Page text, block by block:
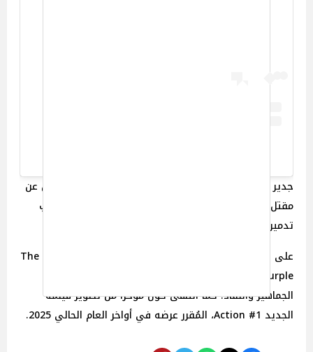
جدير بالذكر أن حرائق كاليفورنيا المدمرة أسفرت حتى الآن عن
مقتل 11 شخصًا وتشريد أكثر من 153,000 آخرين، إلى جانب
تدمير أكثر من 12,000 مبنى.
على الصعيد الفني، كان آخر أعمال ديون كول فيلم The Color
الجماهير والنقاد. كما انتهى كول مؤخرًا من تصوير فيلمه
الجديد Action #1، المُقرر عرضه في أواخر العام الحالي 2025.